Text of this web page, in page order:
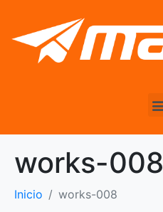
works-008
Inicio works-008